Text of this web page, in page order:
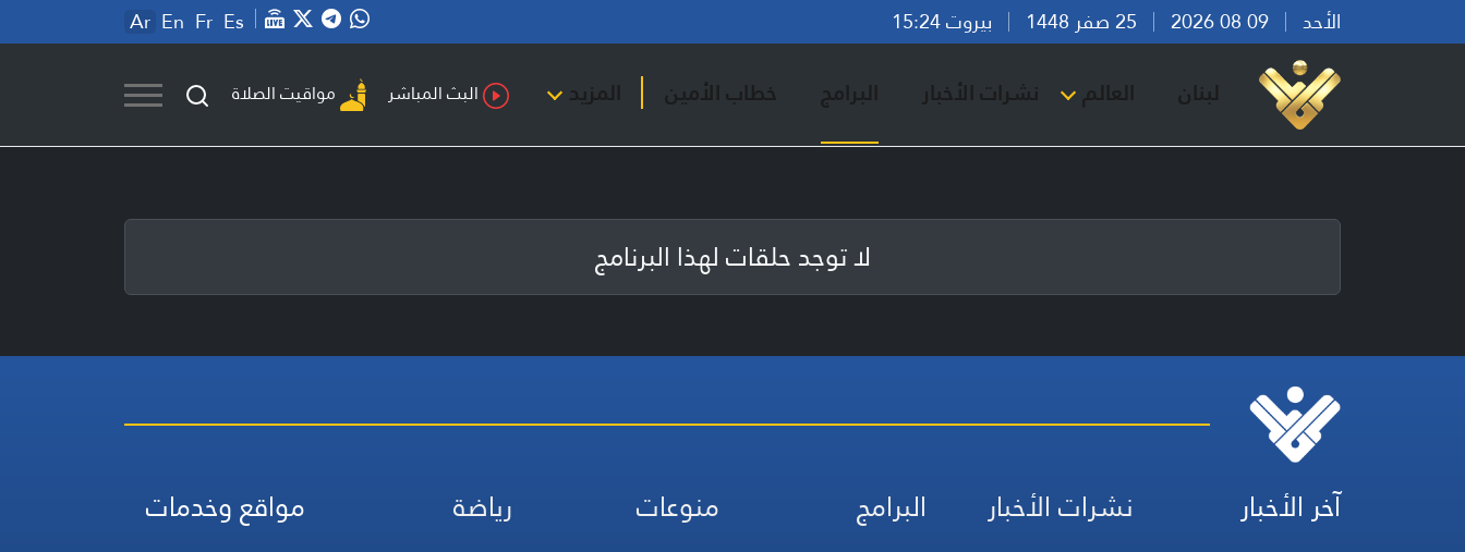
الأحد بيروت 15:24 Ar En Fr Es
لبنان العالم نشرات الأخبار البرامج خطاب الأمين المزيد البث المباشر مواقيت الصلاة
لا توجد حلقات لهذا البرنامج
آخر الأخبار نشرات الأخبار البرامج منوعات رياضة مواقع وخدمات